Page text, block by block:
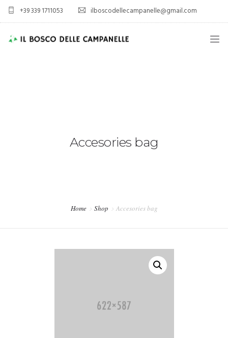
+39 339 1711053 ilboscodellecampanelle@gmail.com
Accesories bag
Home Shop Accesories bag